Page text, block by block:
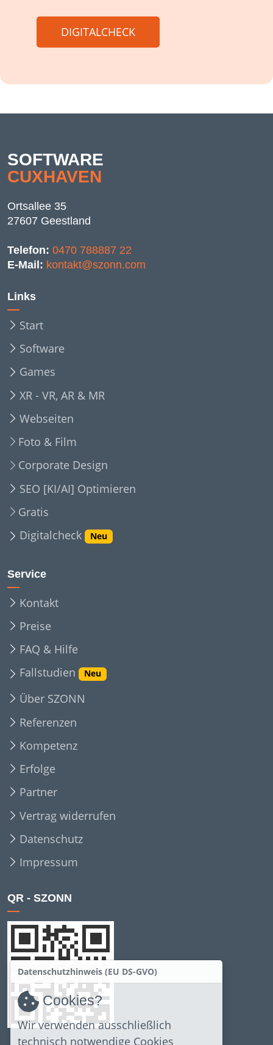
DIGITALCHECK
SOFTWARE
CUXHAVEN
Ortsallee 35
27607 Geestland
Telefon: 0470 788887 22
E-Mail: kontakt@szonn.com
Links
Start
Software
Games
XR - VR, AR & MR
Webseiten
Foto & Film
Corporate Design
SEO [KI/AI] Optimieren
Gratis
Digitalcheck
Neu
Service
Kontakt
Preise
FAQ & Hilfe
Fallstudien
Neu
Über SZONN
Referenzen
Kompetenz
Erfolge
Partner
Vertrag widerrufen
Datenschutz
Impressum
QR - SZONN
Datenschutzhinweis (EU DS-GVO)
Cookies?
Wir verwenden ausschließlich
technisch notwendige Cookies